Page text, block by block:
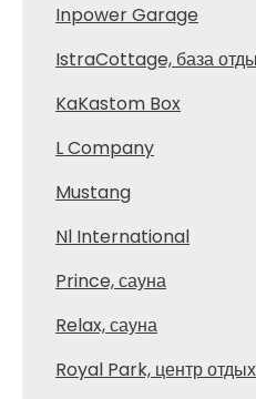
Inpower Garage
IstraCottage, база
KaKastom Box
L Company
Mustang
Nl International
Prince, сауна
Relax, сауна
Royal Park, центр